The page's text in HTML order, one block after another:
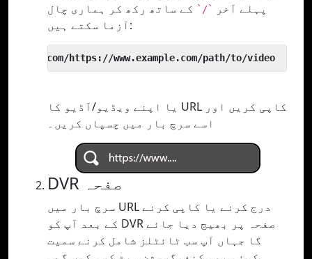
پہلے آخر
`/` کے ساتھ رکھ کر ہماری چال
آزما سکتے ہیں:
یا اپنے ویڈیو/آڈیو کا URL کاپی کریں اور
اسے سرچ بار میں چسپاں کریں۔
DVR صفحہ
سرچ بار میں URL درج کرنے یا کاپی کرنے
کے بعد آپ کو DVR صفحہ پر بھیج دیا جائے
گا جہاں آپ سب ٹائٹلز شامل کرنے سمیت